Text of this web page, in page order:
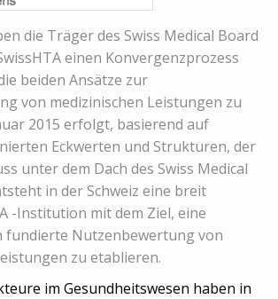
die Träger des Swiss Medical Board
einen Konvergenzprozess
beiden Ansätze zur
von medizinischen Leistungen zu
2015 erfolgt, basierend auf
Eckwerten und Strukturen, der
unter dem Dach des Swiss Medical
in der Schweiz eine breit
-Institution mit dem Ziel, eine
fundierte Nutzenbewertung von
zu etablieren.
im Gesundheitswesen haben in